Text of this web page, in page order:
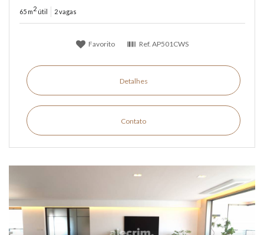
65 m2 útil 2 vagas
Favorito Ref. AP501CWS
Detalhes
Contato